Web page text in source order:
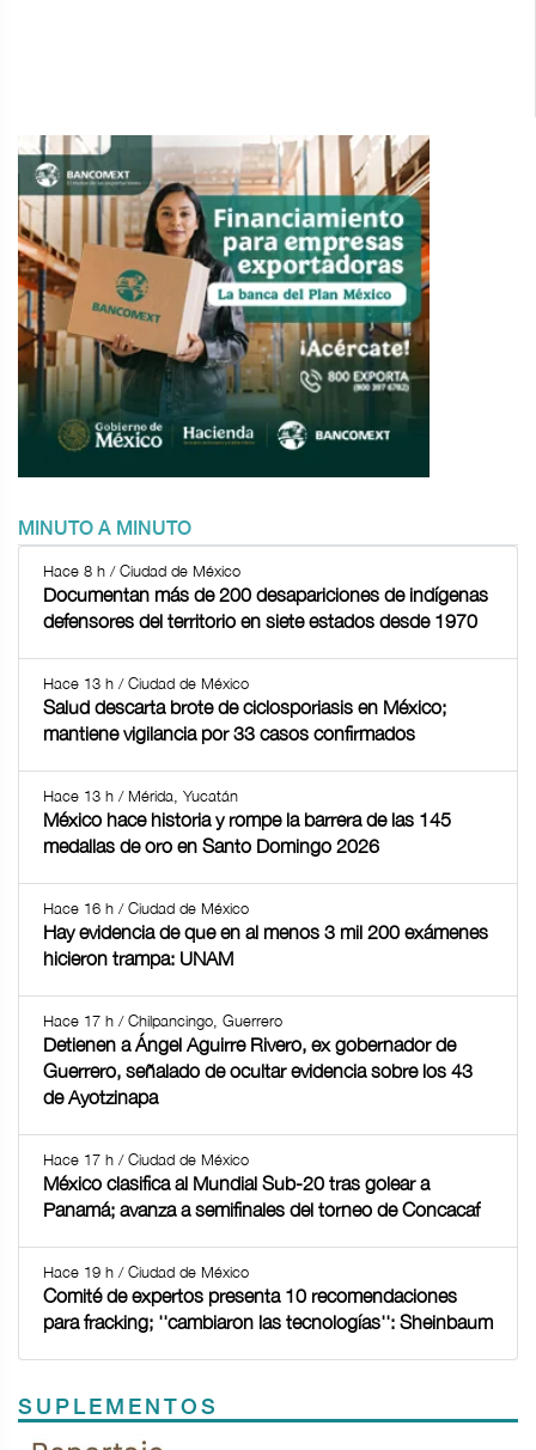
MINUTO A MINUTO
Hace 8 h / Ciudad de México
Documentan más de 200 desapariciones de indígenas
defensores del territorio en siete estados desde 1970
Hace 13 h / Ciudad de México
Salud descarta brote de ciclosporiasis en México;
mantiene vigilancia por 33 casos confirmados
Hace 13 h / Mérida, Yucatán
México hace historia y rompe la barrera de las 145
medallas de oro en Santo Domingo 2026
Hace 16 h / Ciudad de México
Hay evidencia de que en al menos 3 mil 200 exámenes
hicieron trampa: UNAM
Hace 17 h / Chilpancingo, Guerrero
Detienen a Ángel Aguirre Rivero, ex gobernador de
Guerrero, señalado de ocultar evidencia sobre los 43
de Ayotzinapa
Hace 17 h / Ciudad de México
México clasifica al Mundial Sub-20 tras golear a
Panamá; avanza a semifinales del torneo de Concacaf
Hace 19 h / Ciudad de México
Comité de expertos presenta 10 recomendaciones
para fracking; ''cambiaron las tecnologías'': Sheinbaum
SUPLEMENTOS